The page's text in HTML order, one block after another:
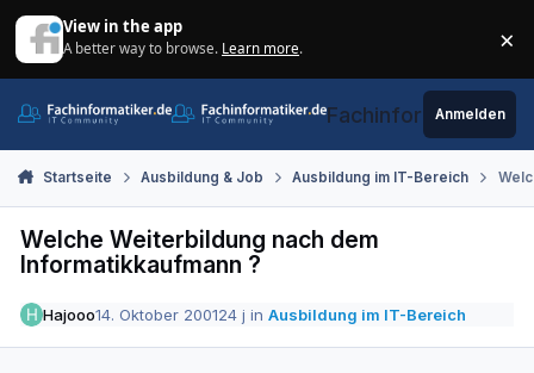
View in the app
A better way to browse. Learn more. ×
Fachinformatiker.de
Anmelden
Startseite Ausbildung & Job Ausbildung im IT-Bereich
Welche Weiterbildung nach dem
Informatikkaufmann ?
Hajooo14. Oktober 200124 j inAusbildung im IT-Bereich